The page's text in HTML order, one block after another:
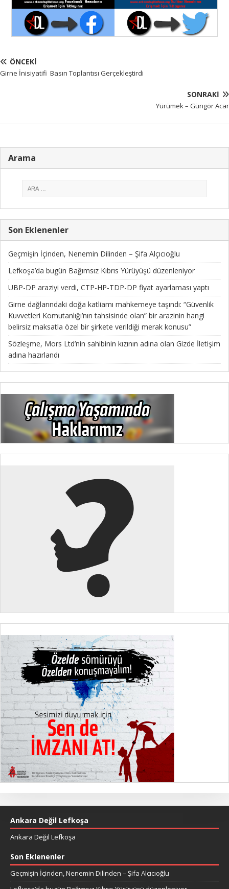
ÖNCEKI
Girne İnisiyatifi Basın Toplantısı Gerçekleştirdi
SONRAKI
Yürümek – Güngör Acar
Arama
Son Eklenenler
Geçmişin İçinden, Nenemin Dilinden – Şifa Alçıcıoğlu
Lefkoşa’da bugün Bağımsız Kıbrıs Yürüyüşü düzenleniyor
UBP-DP araziyi verdi, CTP-HP-TDP-DP fiyat ayarlaması yaptı
Girne dağlarındaki doğa katliamı mahkemeye taşındı: “Güvenlik
Kuvvetleri Komutanlığı’nın tahsisinde olan” bir arazinin hangi
belirsiz maksatla özel bir şirkete verildiği merak konusu”
Sözleşme, Mors Ltd’nin sahibinin kızının adına olan Gizde İletişim
adına hazırlandı
Ankara Değil Lefkoşa
Ankara Değil Lefkoşa
Son Eklenenler
Geçmişin İçinden, Nenemin Dilinden – Şifa Alçıcıoğlu